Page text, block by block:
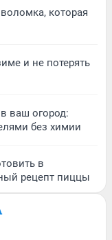
которая
и не потерять
ваш огород:
без химии
в
рецепт пиццы